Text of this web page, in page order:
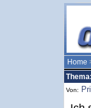
Home
Von: